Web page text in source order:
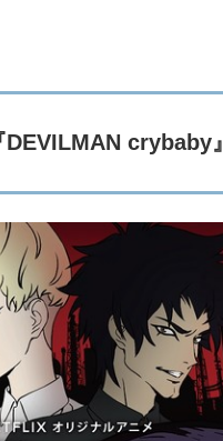
crybaby』